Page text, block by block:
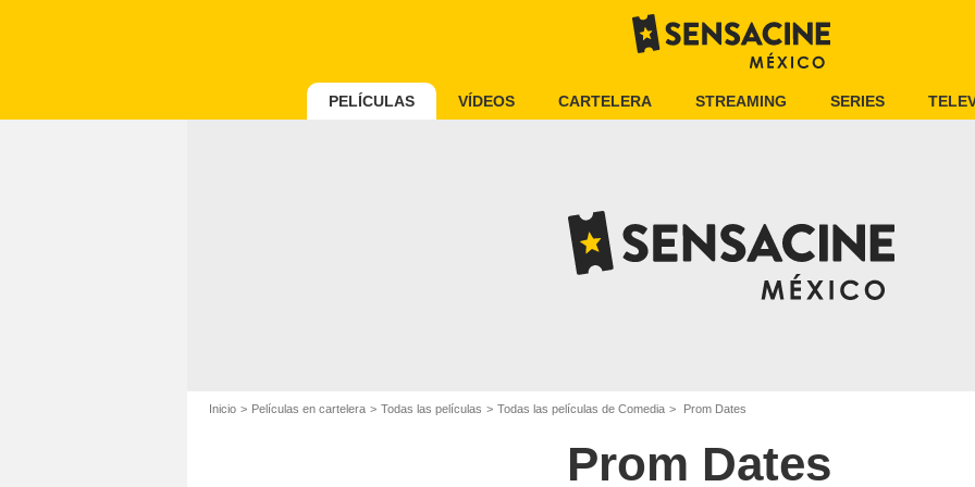
PELÍCULAS VÍDEOS CARTELERA STREAMING SERIES
Inicio Películas en cartelera Todas las películas Todas las películas de Comedia Prom Dates
Prom Dates